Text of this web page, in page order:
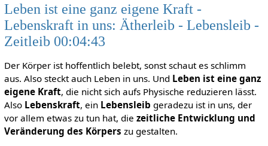
Leben ist eine ganz eigene Kraft -
Lebenskraft in uns: Ätherleib - Lebensleib -
Zeitleib 00:04:43
Der Körper ist hoffentlich belebt, sonst schaut es schlimm
aus. Also steckt auch Leben in uns. Und Leben ist eine ganz
eigene Kraft, die nicht sich aufs Physische reduzieren lässt.
Also Lebenskraft, ein Lebensleib geradezu ist in uns, der
vor allem etwas zu tun hat, die zeitliche Entwicklung und
Veränderung des Körpers zu gestalten.